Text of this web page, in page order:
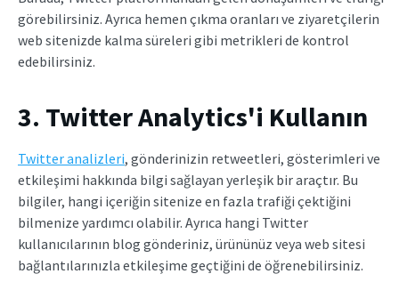
görebilirsiniz. Ayrıca hemen çıkma oranları ve ziyaretçilerin
web sitenizde kalma süreleri gibi metrikleri de kontrol
edebilirsiniz.
3. Twitter Analytics'i Kullanın
Twitter analizleri, gönderinizin retweetleri, gösterimleri ve
etkileşimi hakkında bilgi sağlayan yerleşik bir araçtır. Bu
bilgiler, hangi içeriğin sitenize en fazla trafiği çektiğini
bilmenize yardımcı olabilir. Ayrıca hangi Twitter
kullanıcılarının blog gönderiniz, ürününüz veya web sitesi
bağlantılarınızla etkileşime geçtiğini de öğrenebilirsiniz.